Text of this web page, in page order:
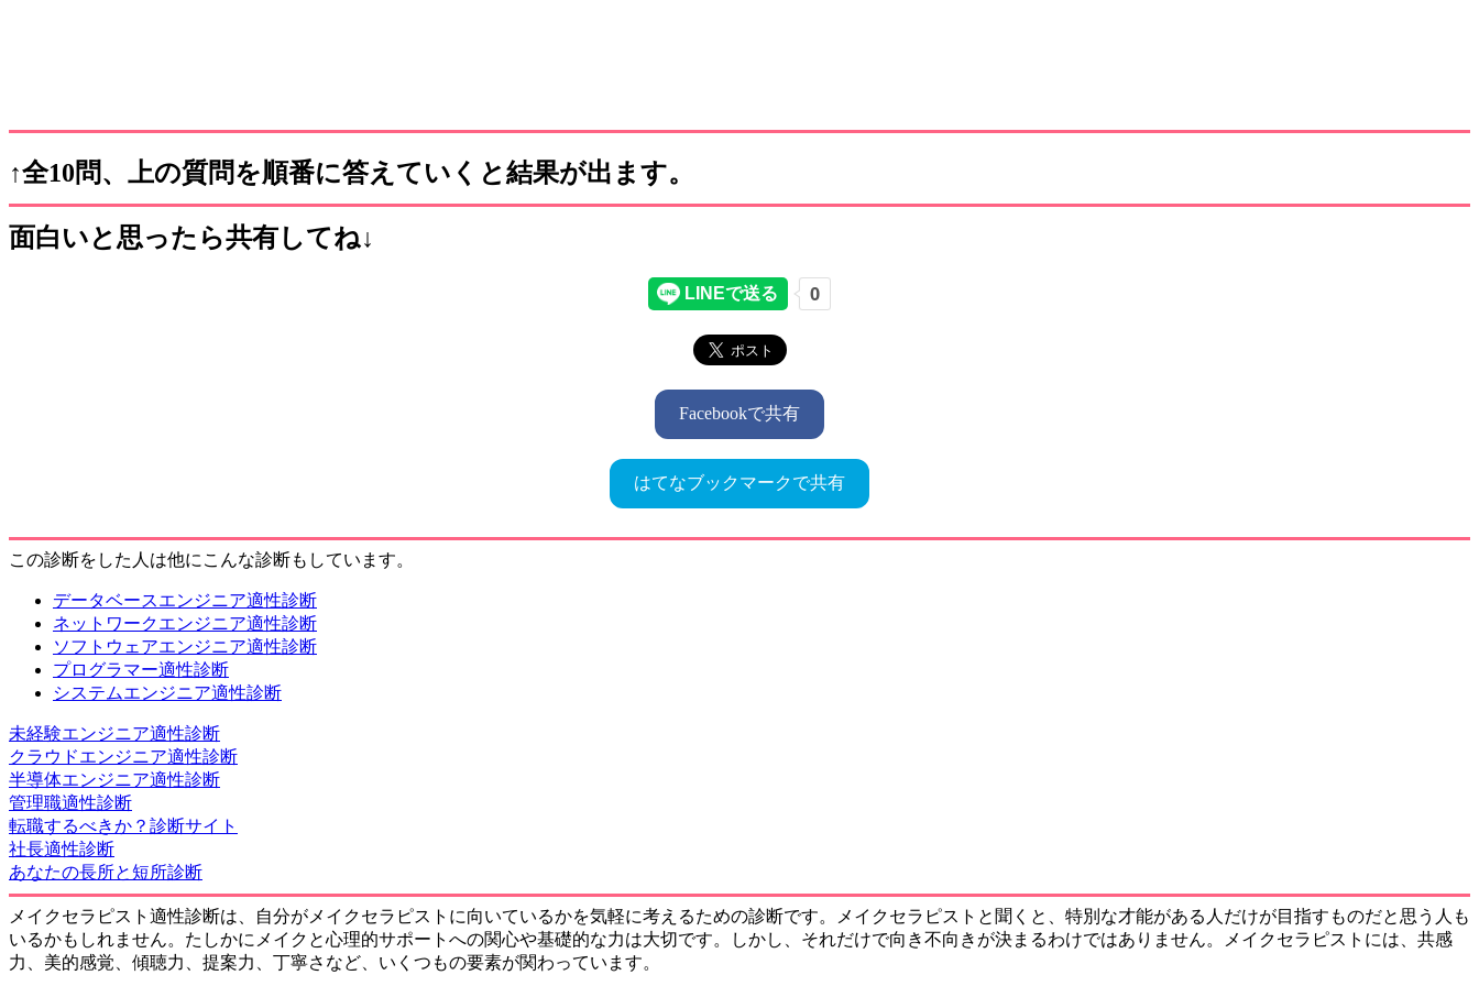
↑全10問、上の質問を順番に答えていくと結果が出ます。
面白いと思ったら共有してね↓
Facebookで共有
はてなブックマークで共有
この診断をした人は他にこんな診断もしています。
データベースエンジニア適性診断
ネットワークエンジニア適性診断
ソフトウェアエンジニア適性診断
プログラマー適性診断
システムエンジニア適性診断
未経験エンジニア適性診断
クラウドエンジニア適性診断
半導体エンジニア適性診断
管理職適性診断
転職するべきか？診断サイト
社長適性診断
あなたの長所と短所診断
メイクセラピスト適性診断は、自分がメイクセラピストに向いているかを気軽に考えるための診断です。メイクセラピストと聞くと、特別な才能がある人だけが目指すものだと思う人も
いるかもしれません。たしかにメイクと心理的サポートへの関心や基礎的な力は大切です。しかし、それだけで向き不向きが決まるわけではありません。メイクセラピストには、共感
力、美的感覚、傾聴力、提案力、丁寧さなど、いくつもの要素が関わっています。